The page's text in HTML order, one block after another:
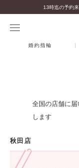
婚約指輪
全国の店舗に
します
秋田店